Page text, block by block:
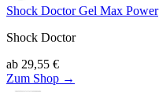
Shock Doctor Gel Max Power
Shock Doctor
ab 29,55 €
Zum Shop →